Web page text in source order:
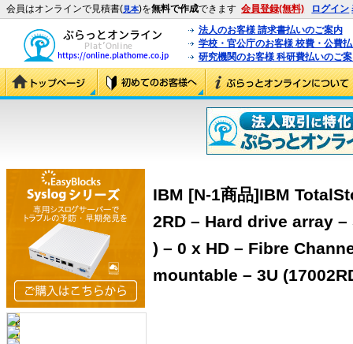
会員はオンラインで見積書(見本)を無料で作成できます 会員登録(無料) ログイン
法人のお客様 請求書払いのご案内
学校・官公庁のお客様 校費・公費
研究機関のお客様 科研費払いのご
IBM [N-1商品]IBM
2RD – Hard drive array
) – 0 x HD – Fibre
mountable – 3U